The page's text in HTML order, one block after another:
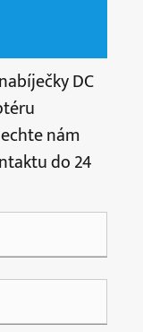
DC
nám
do 24